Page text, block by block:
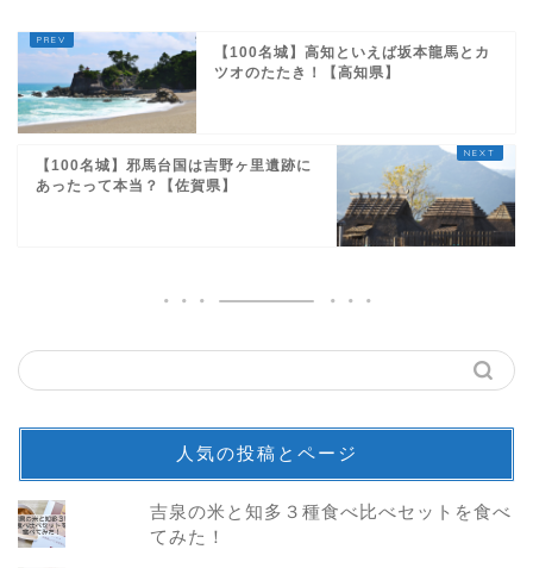
【100名城】高知といえば坂本龍馬とカ
ツオのたたき！【高知県】
【100名城】邪馬台国は吉野ヶ里遺跡に
あったって本当？【佐賀県】
人気の投稿とページ
吉泉の米と知多３種食べ比べセットを食べ
てみた！